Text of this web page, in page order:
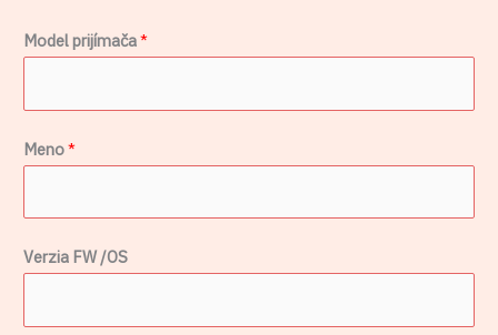
Model prijímača*
S
e
F
Meno*
Verzia FW /OS